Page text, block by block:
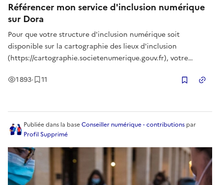
Référencer mon service d'inclusion numérique
sur Dora
Pour que votre structure d'inclusion numérique soit
disponible sur la cartographie des lieux d'inclusion
(https://cartographie.societenumerique.gouv.fr), votre
1 893Vues
· 11
Publiéedans la baseConseiller numérique - contributions par
Profil Supprimé